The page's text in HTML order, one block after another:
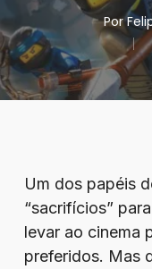
Por
Um dos papéis
“sacrifícios”
levar ao cinema
preferidos. Mas